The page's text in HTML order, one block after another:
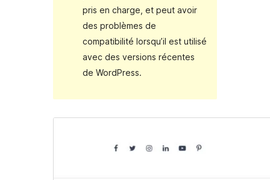
pris en charge, et peut avoir
des problèmes de
compatibilité lorsqu’il est utilisé
avec des versions récentes
de WordPress.